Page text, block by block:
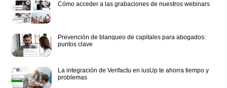
Cómo acceder a las grabaciones de nuestros webinars
Prevención de blanqueo de capitales para abogados:
puntos clave
La integración de Verifactu en iusUp te ahorra tiempo y
problemas